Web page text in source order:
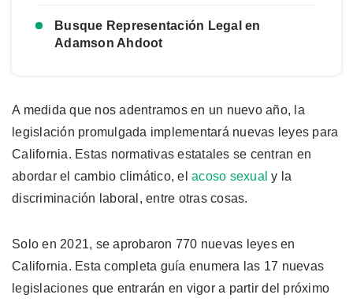
Busque Representación Legal en
Adamson Ahdoot
A medida que nos adentramos en un nuevo año, la
legislación promulgada implementará nuevas leyes para
California. Estas normativas estatales se centran en
abordar el cambio climático, el acoso sexual y la
discriminación laboral, entre otras cosas.
Solo en 2021, se aprobaron 770 nuevas leyes en
California. Esta completa guía enumera las 17 nuevas
legislaciones que entrarán en vigor a partir del próximo